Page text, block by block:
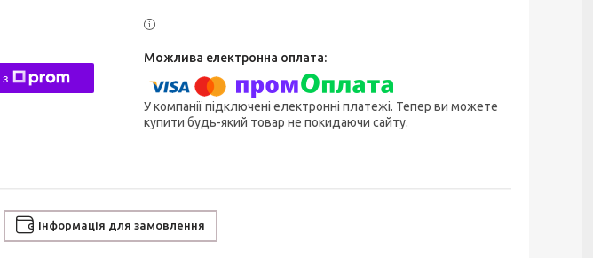
У компанії підключені електронні платежі. Тепер ви можете
купити будь-який товар не покидаючи сайту.
Інформація для замовлення